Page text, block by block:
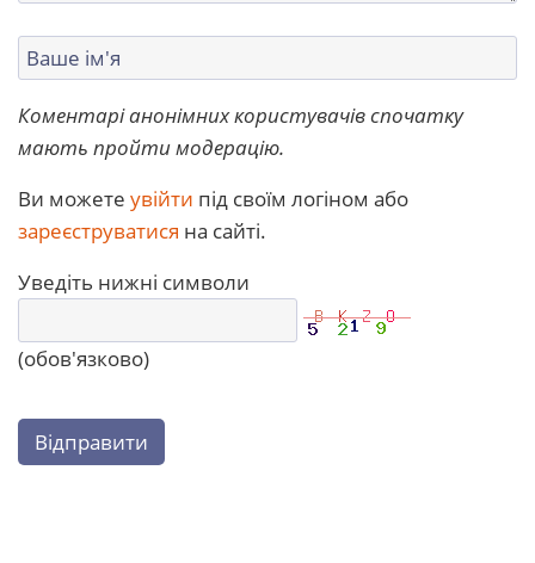
Коментарі анонімних користувачів спочатку
мають пройти модерацію.
Ви можете увійти під своїм логіном або
зареєструватися на сайті.
Уведіть нижні символи
(обов'язково)
Відправити